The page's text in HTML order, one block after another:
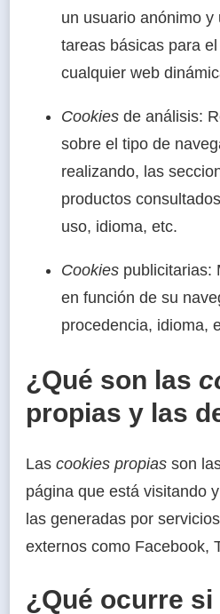
un usuario anónimo y
tareas básicas para
cualquier web
Cookies de análisis:
sobre el tipo de
realizando, las
productos
uso, idioma, etc.
Cookies publicitarias:
en función de su
procedencia, idioma,
¿Qué son las
propias y las
Las cookies propias son
página que está visitando
las generadas por
externos como Facebook,
¿Qué ocurre